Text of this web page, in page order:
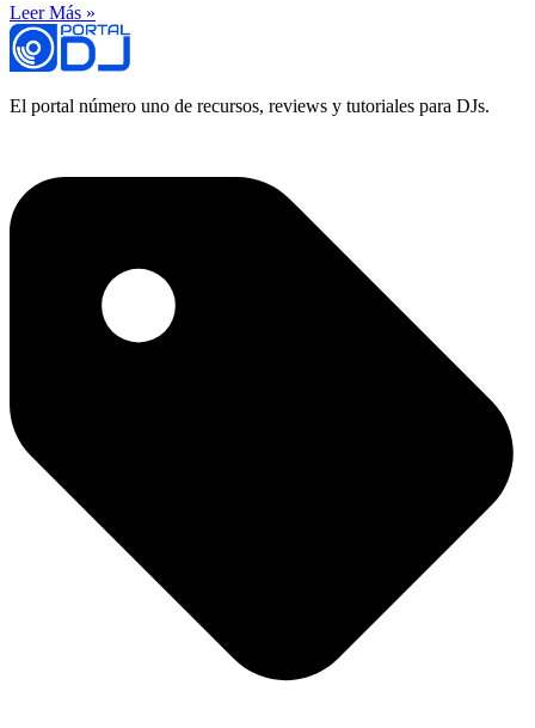
Leer Más »
El portal número uno de recursos, reviews y tutoriales para DJs.